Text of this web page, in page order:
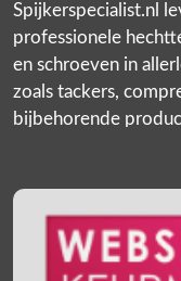
Spijkerspecialist.nl
professionele
en schroeven in
zoals tackers,
bijbehorende